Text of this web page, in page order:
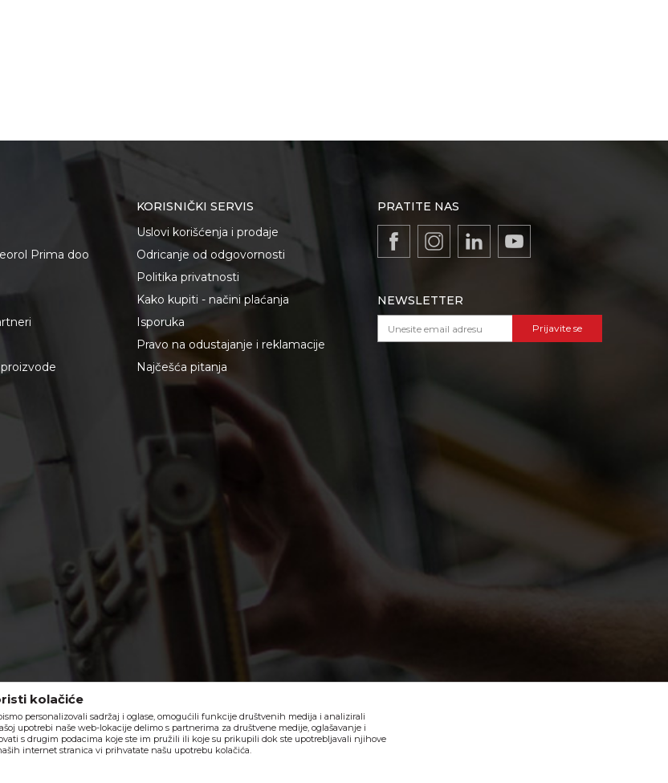
Prima doo
KORISNIČKI SERVIS
Uslovi korišćenja i prodaje
Odricanje od odgovornosti
Politika privatnosti
Kako kupiti - načini plaćanja
Isporuka
Pravo na odustajanje i reklamacije
Najčešća pitanja
PRATITE NAS
NEWSLETTER
Prijavite se
kolačiće
personalizovali sadržaj i oglase, omogućili funkcije društvenih medija i analizirali
upotrebi naše web-lokacije delimo s partnerima za društvene medije, oglašavanje i
s drugim podacima koje ste im pružili ili koje su prikupili dok ste upotrebljavali njihove
internet stranica vi prihvatate našu upotrebu kolačića.